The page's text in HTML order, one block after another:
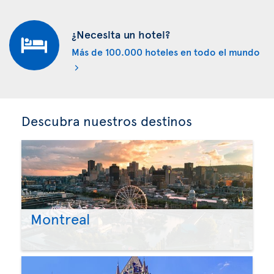
¿Necesita un hotel?
Más de 100.000 hoteles en todo el mundo
Descubra nuestros destinos
Montreal